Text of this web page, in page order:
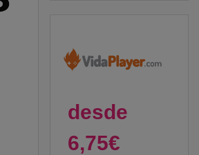
desde
6,75€